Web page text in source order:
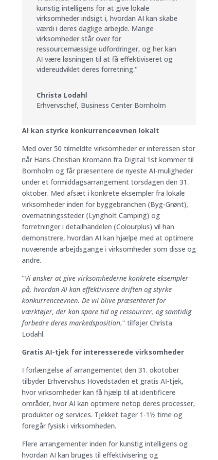
kunstig intelligens for at give lokale
virksomheder indsigt i, hvordan AI kan skabe
værdi i deres daglige arbejde. Mange
virksomheder står over for
ressourcemæssige udfordringer, og her kan
AI være løsningen til at få effektiviseret og
videreudviklet deres forretning."
Christa Lodahl
Erhvervschef, Business Center Bornholm
AI kan styrke konkurrenceevnen lokalt
Med over 50 tilmeldte virksomheder er interessen stor
når Hans-Christian Kromann fra Digital 1st kommer til
Bornholm og får præsentere de nyeste AI-muligheder
under et formiddagsarrangement torsdagen den 31.
oktober. Med afsæt i konkrete eksempler fra lokale
virksomheder inden for byggebranchen (Byg-Grønt),
overnatningssteder (Lyngholt Camping) og
forretninger i detailhandelen (Colourplus) vil han
demonstrere, hvordan AI kan hjælpe med at optimere
nuværende arbejdsgange i virksomheder som disse og
andre.
"Vi ønsker at give virksomhederne konkrete eksempler
på, hvordan AI kan effektivisere driften og styrke
konkurrenceevnen. De vil blive præsenteret for
værktøjer, der kan spare tid og ressourcer, og samtidig
forbedre deres markedsposition," tilføjer Christa
Lodahl.
Gratis AI-tjek for interesserede virksomheder
I forlængelse af arrangementet den 31. okotober
tilbyder Erhvervshus Hovedstaden et gratis AI-tjek,
hvor virksomheder kan få hjælp til at identificere
områder, hvor AI kan optimere netop deres processer,
produkter og services. Tjekket tager 1-1½ time og
foregår fysisk i virksomheden.
Flere arrangementer inden for kunstig intelligens og
hvordan AI kan bruges til effektivisering og